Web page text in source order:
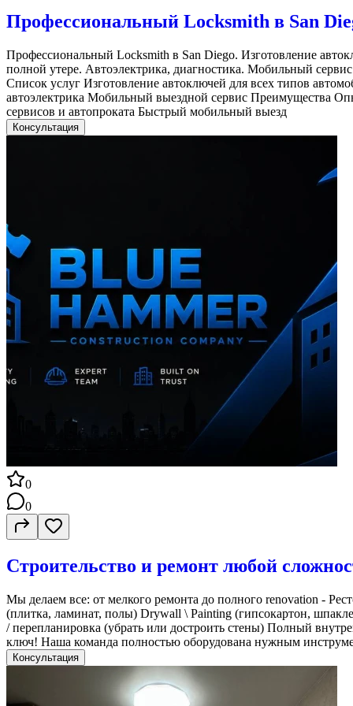
Профессиональный Locksmith в San
Профессиональный Locksmith в San Diego. Изготовление
полной утере. Автоэлектрика, диагностика. Мобильный
Список услуг Изготовление автоключей для всех типов
автоэлектрика Мобильный выездной сервис Преимущества
сервисов и автопроката Быстрый мобильный выезд
Консультация
0
0
Строительство и ремонт любой
Мы делаем все: от мелкого ремонта до полного renovation -
(плитка, ламинат, полы) Drywall \ Painting (гипсокартон,
/ перепланировка (убрать или достроить стены) Полный
ключ! Наша команда полностью оборудована нужным
Консультация